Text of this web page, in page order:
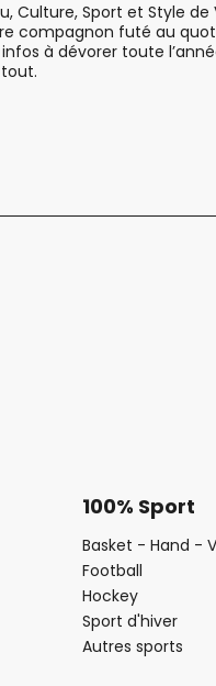
Culture, Sport et Style de
compagnon futé au
infos à dévorer toute
100% Sport
Basket - Hand -
Football
Hockey
Sport d'hiver
Autres sports